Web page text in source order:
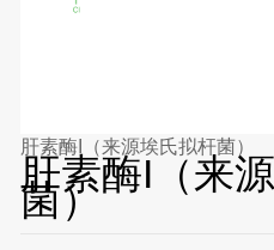
肝素酶I（来源埃氏拟杆菌）
肝素酶I（来
菌）